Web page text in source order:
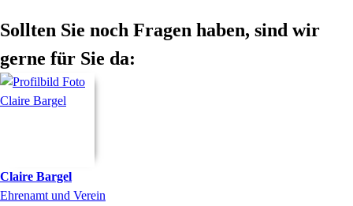
Sollten Sie noch Fragen haben, sind wir
gerne für Sie da:
Claire Bargel
Ehrenamt und Verein